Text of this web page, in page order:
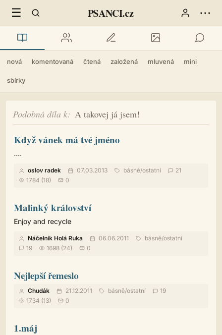
☰ PSANCI.cz ⋯
nová komentovaná čtená založená mluvená mini
sbírky
Podobná díla k A takovej já jsem!
Když vánek má tvé jméno
....
oslov radek 07.03.2013 básně/ostatní
21
1784 (18)
0
Malinký království
Enjoy and recycle
Náčelník Holá Ruka 06.06.2011 básně/ostatní
19
1698 (24) 0
Nejlepší řemeslo
Chudák 21.12.2011 básně/ostatní
19
1734 (13)
0
1.máj